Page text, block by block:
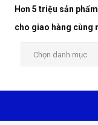
Hơn 5 triệu sản
cho giao hàng cùng
Chọn danh mục
IN D75mm